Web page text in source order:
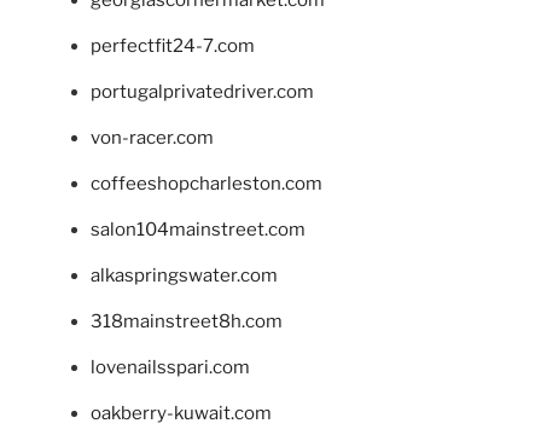
perfectfit24-7.com
portugalprivatedriver.com
von-racer.com
coffeeshopcharleston.com
salon104mainstreet.com
alkaspringswater.com
318mainstreet8h.com
lovenailsspari.com
oakberry-kuwait.com